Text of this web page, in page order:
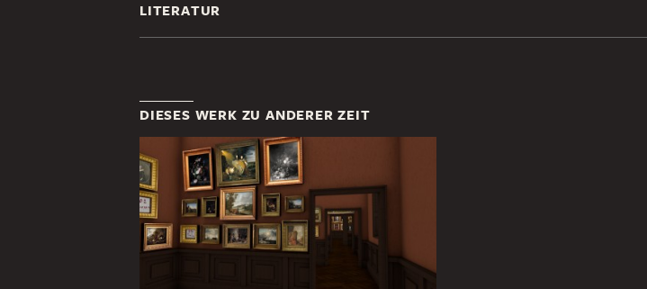
LITERATUR
DIESES WERK ZU ANDERER ZEIT